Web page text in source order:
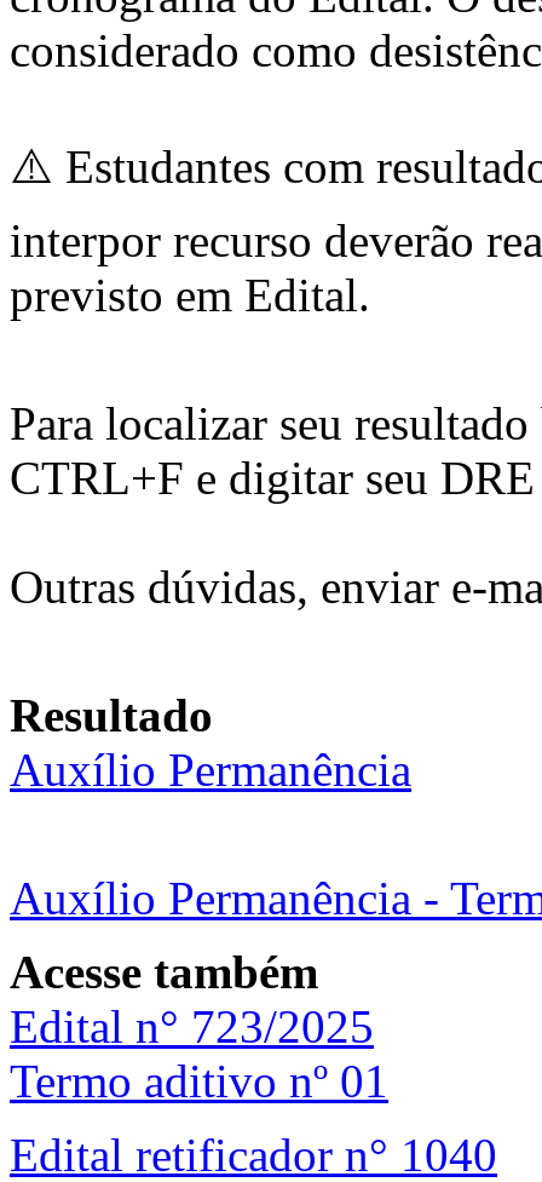
considerado como
⚠️ Estudantes com
interpor recurso deverão
previsto em Edital.
Para localizar seu
CTRL+F e digitar seu
Outras dúvidas, enviar e-
Resultado
Auxílio Permanência
Auxílio Permanência -
Acesse também
Edital n° 723/2025
Termo aditivo nº 01
Edital retificador n° 1040